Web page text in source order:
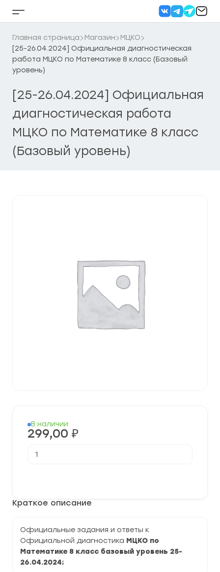
Кнопка
бокового
меню
Главная страница Магазин
МЦКО
[25-26.04.2024] Официальная диагностическая
работа МЦКО по Математике 8 класс (Базовый
уровень)
[25-26.04.2024] Официальная
диагностическая работа
МЦКО по Математике 8 класс
(Базовый уровень)
Краткое описание
Официальные задания и ответы к
Официальной диагностика МЦКО по
Математике 8 класс базовый уровень 25-
26.04.2024;
В наличии
299,00 ₽
товара
МЦКО
8
класс
(Базовый
уровень)